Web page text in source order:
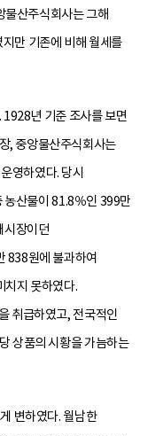
물산주식회사는 그해
만 기존에 비해 월세를
년 기준 조사를 보면
, 중앙물산주식회사는
영하였다. 당시
농산물이 81.8％인 399만
시장이던
838원에 불과하여
치지 못하였다.
취급하였고, 전국적인
상품의 시황을 가늠하는
변하였다. 월남한